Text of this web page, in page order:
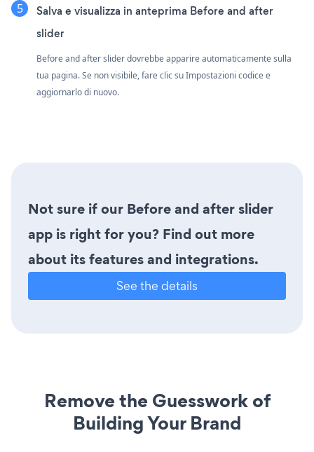
Salva e visualizza in anteprima Before and after
slider
Before and after slider dovrebbe apparire automaticamente sulla
tua pagina. Se non visibile, fare clic su Impostazioni codice e
aggiornarlo di nuovo.
Not sure if our Before and after slider
app is right for you? Find out more
about its features and integrations.
See the details
Remove the Guesswork of
Building Your Brand